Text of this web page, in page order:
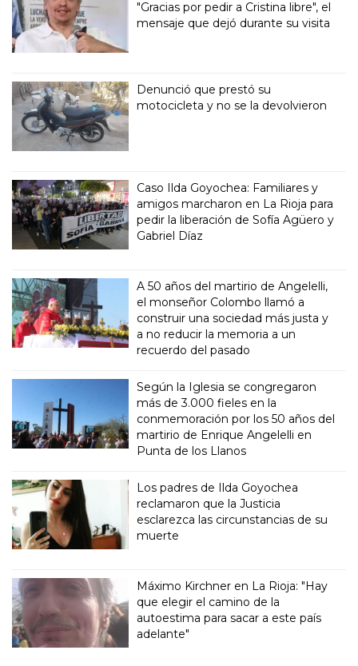
"Gracias por pedir a Cristina libre", el
mensaje que dejó durante su visita
Denunció que prestó su
motocicleta y no se la devolvieron
Caso Ilda Goyochea: Familiares y
amigos marcharon en La Rioja para
pedir la liberación de Sofía Agüero y
Gabriel Díaz
A 50 años del martirio de Angelelli,
el monseñor Colombo llamó a
construir una sociedad más justa y
a no reducir la memoria a un
recuerdo del pasado
Según la Iglesia se congregaron
más de 3.000 fieles en la
conmemoración por los 50 años del
martirio de Enrique Angelelli en
Punta de los Llanos
Los padres de Ilda Goyochea
reclamaron que la Justicia
esclarezca las circunstancias de su
muerte
Máximo Kirchner en La Rioja: "Hay
que elegir el camino de la
autoestima para sacar a este país
adelante"